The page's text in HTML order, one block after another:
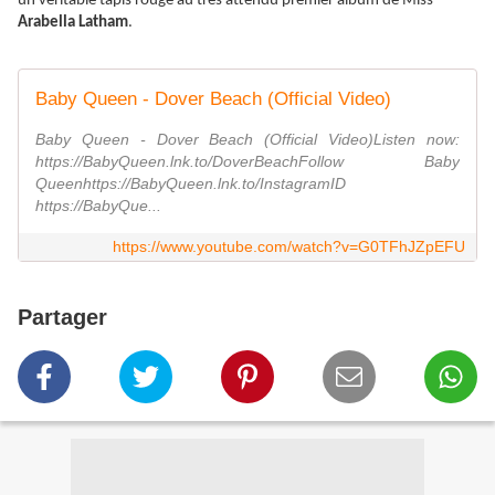
Arabella Latham.
Baby Queen - Dover Beach (Official Video)
Baby Queen - Dover Beach (Official Video)Listen now:
https://BabyQueen.lnk.to/DoverBeachFollow Baby
Queenhttps://BabyQueen.lnk.to/InstagramID​
https://BabyQue...
https://www.youtube.com/watch?v=G0TFhJZpEFU
Partager